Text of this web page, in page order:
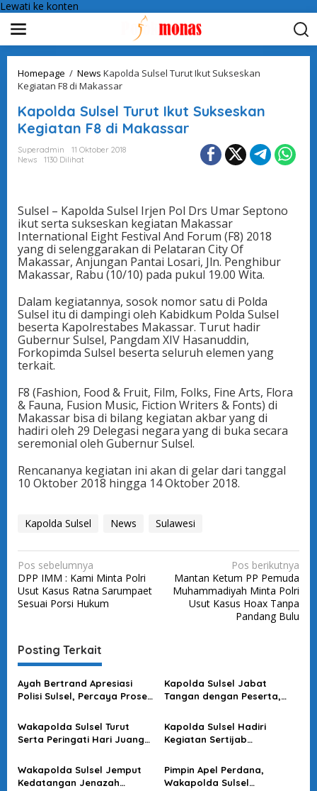
Lewati ke konten
Homepage / News Kapolda Sulsel Turut Ikut Sukseskan
Kegiatan F8 di Makassar
Kapolda Sulsel Turut Ikut Sukseskan
Kegiatan F8 di Makassar
Superadmin
11 Oktober 2018
News
1130 Dilihat
Sulsel – Kapolda Sulsel Irjen Pol Drs Umar Septono
ikut serta sukseskan kegiatan Makassar
International Eight Festival And Forum (F8) 2018
yang di selenggarakan di Pelataran City Of
Makassar, Anjungan Pantai Losari, Jln. Penghibur
Makassar, Rabu (10/10) pada pukul 19.00 Wita.
Dalam kegiatannya, sosok nomor satu di Polda
Sulsel itu di dampingi oleh Kabidkum Polda Sulsel
beserta Kapolrestabes Makassar. Turut hadir
Gubernur Sulsel, Pangdam XIV Hasanuddin,
Forkopimda Sulsel beserta seluruh elemen yang
terkait.
F8 (Fashion, Food & Fruit, Film, Folks, Fine Arts, Flora
& Fauna, Fusion Music, Fiction Writers & Fonts) di
Makassar bisa di bilang kegiatan akbar yang di
hadiri oleh 29 Delegasi negara yang di buka secara
seremonial oleh Gubernur Sulsel.
Rencananya kegiatan ini akan di gelar dari tanggal
10 Oktober 2018 hingga 14 Oktober 2018.
Kapolda Sulsel News Sulawesi
N
a
v
g
a
s
i
p
o
s
Pos sebelumnya
DPP IMM : Kami Minta Polri
Usut Kasus Ratna Sarumpaet
Sesuai Porsi Hukum
Pos berikutnya
Mantan Ketum PP Pemuda
Muhammadiyah Minta Polri
Usut Kasus Hoax Tanpa
Pandang Bulu
Posting Terkait
Ayah Bertrand Apresiasi
Polisi Sulsel, Percaya Proses
Kapolda Sulsel Jabat
Tangan dengan Peserta,
Wakapolda Sulsel Turut
Serta Peringati Hari Juang
Kapolda Sulsel Hadiri
Kegiatan Sertijab
AU Sultan Hasanuddin
Wakapolda Sulsel Jemput
Kedatangan Jenazah
Pimpin Apel Perdana,
Wakapolda Sulsel